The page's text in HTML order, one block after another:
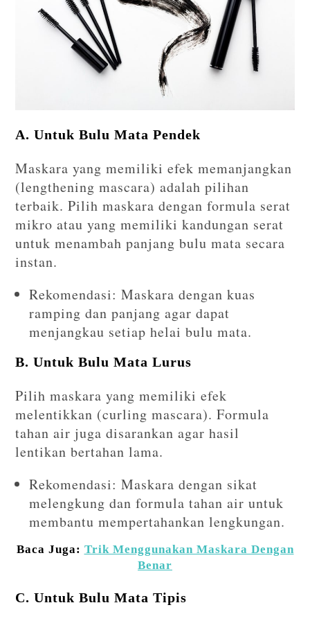
A. Untuk Bulu Mata Pendek
Maskara yang memiliki efek memanjangkan
(lengthening mascara) adalah pilihan
terbaik. Pilih maskara dengan formula serat
mikro atau yang memiliki kandungan serat
untuk menambah panjang bulu mata secara
instan.
Rekomendasi: Maskara dengan kuas
ramping dan panjang agar dapat
menjangkau setiap helai bulu mata.
B. Untuk Bulu Mata Lurus
Pilih maskara yang memiliki efek
melentikkan (curling mascara). Formula
tahan air juga disarankan agar hasil
lentikan bertahan lama.
Rekomendasi: Maskara dengan sikat
melengkung dan formula tahan air untuk
membantu mempertahankan lengkungan.
Baca Juga: Trik Menggunakan Maskara Dengan
Benar
C. Untuk Bulu Mata Tipis